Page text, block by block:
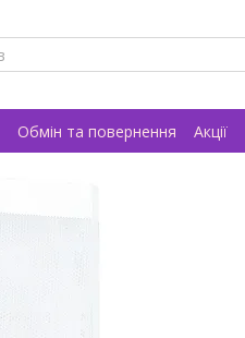
Обмін та повернення Акції